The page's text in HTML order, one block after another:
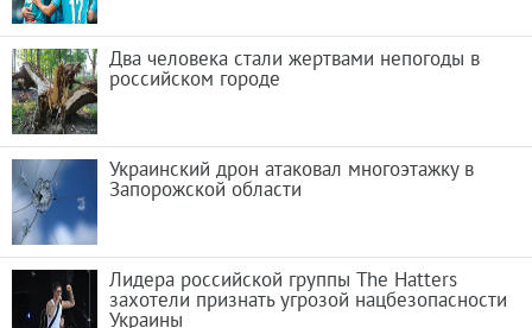
Два человека стали жертвами непогоды в
российском городе
Украинский дрон атаковал многоэтажку в
Запорожской области
Лидера российской группы The Hatters
захотели признать угрозой нацбезопасности
Украины